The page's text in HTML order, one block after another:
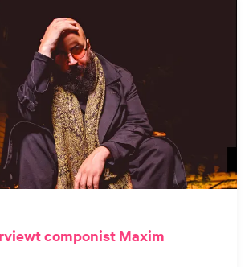
componist Maxim